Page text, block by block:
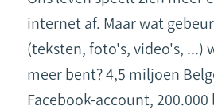
internet af. Maar wat
(teksten, foto's, video's, ...)
meer bent? 4,5 miljoen
Facebook-account, 200.000